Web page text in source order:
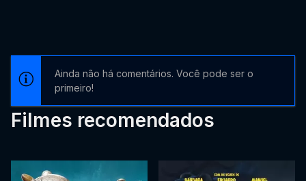
Ainda não há comentários. Você pode ser o
primeiro!
Filmes recomendados